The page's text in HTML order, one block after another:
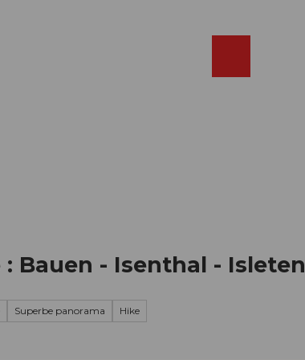
Bauen - Isenthal - Isleten
Superbe panorama Hike